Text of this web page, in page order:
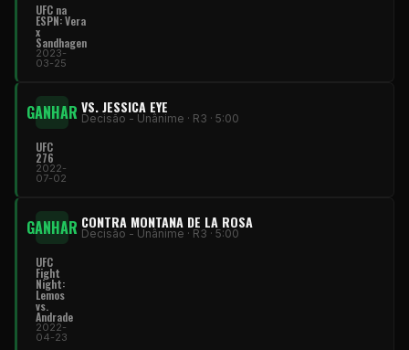
UFC na
ESPN: Vera
x
Sandhagen
2023-
03-25
GANHAR VS. JESSICA EYE
Decisão - Unânime · R3 · 5:00
UFC
276
2022-
07-02
GANHAR CONTRA MONTANA DE LA ROSA
Decisão - Unânime · R3 · 5:00
UFC
Fight
Night:
Lemos
vs.
Andrade
2022-
04-23